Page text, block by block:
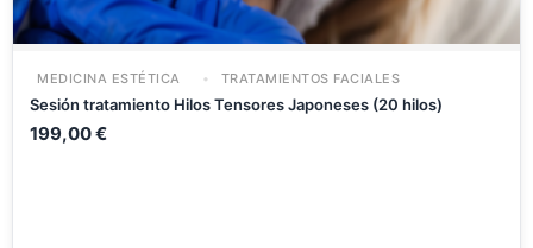
MEDICINA ESTÉTICA TRATAMIENTOS FACIALES
Sesión tratamiento Hilos Tensores Japoneses (20 hilos)
199,00€